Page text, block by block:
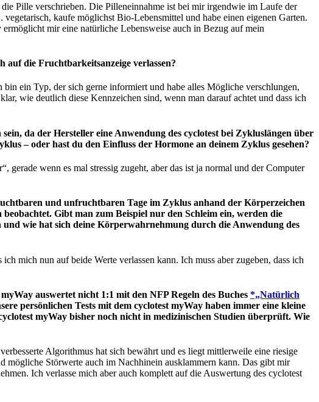
Pille verschrieben. Die Pilleneinnahme ist bei mir irgendwie im Laufe der
kaufe möglichst Bio-Lebensmittel und habe einen eigenen Garten.
mir eine natürliche Lebensweise auch in Bezug auf mein
die Fruchtbarkeitsanzeige verlassen?
ein Typ, der sich gerne informiert und habe alles Mögliche verschlungen,
wie deutlich diese Kennzeichen sind, wenn man darauf achtet und dass ich
da der Hersteller eine Anwendung des cyclotest bei Zykluslängen über
– oder hast du den Einfluss der Hormone an deinem Zyklus gesehen?
wenn es mal stressig zugeht, aber das ist ja normal und der Computer
und unfruchtbaren Tage im Zyklus anhand der Körperzeichen
Gibt man zum Beispiel nur den Schleim ein, werden die
wie hat sich deine Körperwahrnehmung durch die Anwendung des
mich nun auf beide Werte verlassen kann. Ich muss aber zugeben, dass ich
auswertet nicht 1:1 mit den NFP Regeln des Buches *„Natürlich
persönlichen Tests mit dem cyclotest myWay haben immer eine kleine
myWay bisher noch nicht in medizinischen Studien überprüft. Wie
Algorithmus hat sich bewährt und es liegt mittlerweile eine riesige
mögliche Störwerte auch im Nachhinein ausklammern kann. Das gibt mir
Ich verlasse mich aber auch komplett auf die Auswertung des cyclotest